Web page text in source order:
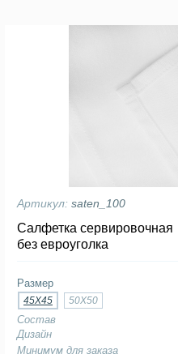
Артикул: saten_100
Салфетка сервировочная
без евроуголка
Состав
Дизайн
Минимум для заказа
Размер
45Х45 50Х50